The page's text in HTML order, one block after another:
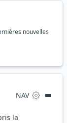
nouvelles
NAV
la